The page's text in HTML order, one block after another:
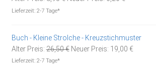
Lieferzeit: 2-7 Tage*
Buch - Kleine Strolche - Kreuzstichmuster
Alter Preis: 26,50€ Ursprünglicher
Neuer Preis: 19,00 €Aktueller
Lieferzeit: 2-7 Tage*